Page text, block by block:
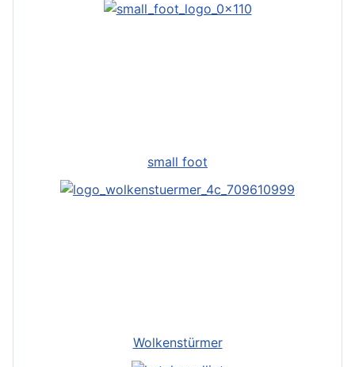
small foot
Wolkenstürmer